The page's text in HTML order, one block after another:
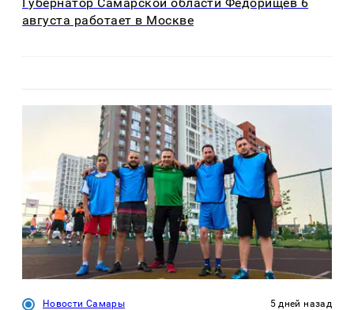
Губернатор Самарской области Федорищев 6
августа работает в Москве
Новости Самары 5 дней назад